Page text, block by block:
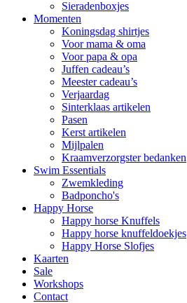
Sieradenboxjes
Momenten
Koningsdag shirtjes
Voor mama & oma
Voor papa & opa
Juffen cadeau’s
Meester cadeau’s
Verjaardag
Sinterklaas artikelen
Pasen
Kerst artikelen
Mijlpalen
Kraamverzorgster bedanken
Swim Essentials
Zwemkleding
Badponcho's
Happy Horse
Happy horse Knuffels
Happy horse knuffeldoekjes
Happy Horse Slofjes
Kaarten
Sale
Workshops
Contact